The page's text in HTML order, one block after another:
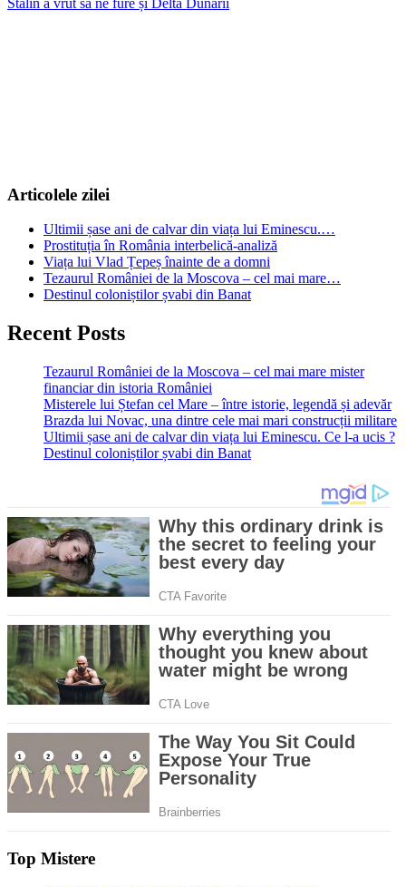
în
Articolele zilei
Ultimii șase ani de calvar din viața lui Eminescu.…
Prostituția în România interbelică-analiză
Viața lui Vlad Țepeș înainte de a domni
Tezaurul României de la Moscova – cel mai mare…
Destinul coloniștilor șvabi din Banat
Recent Posts
Tezaurul României de la Moscova – cel mai mare mister
financiar din istoria României
Misterele lui Ștefan cel Mare – între istorie, legendă și adevăr
Brazda lui Novac, una dintre cele mai mari construcții militare
Ultimii șase ani de calvar din viața lui Eminescu. Ce l-a ucis ?
Destinul coloniștilor șvabi din Banat
Top Mistere